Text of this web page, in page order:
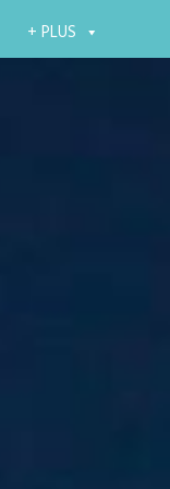
+ PLUS